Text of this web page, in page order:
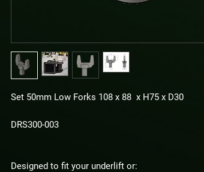
Set 50mm Low Forks 108 x 88 x H75 x D30
DRS300-003
Designed to fit your underlift or: